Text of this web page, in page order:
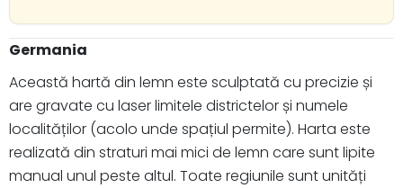
Germania
Această hartă din lemn este sculptată cu precizie și
are gravate cu laser limitele districtelor și numele
localităților (acolo unde spațiul permite). Harta este
realizată din straturi mai mici de lemn care sunt lipite
manual unul peste altul. Toate regiunile sunt unități